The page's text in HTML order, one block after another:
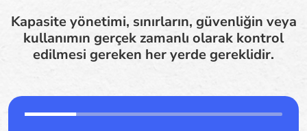
Kapasite yönetimi, sınırların, güvenliğin veya
kullanımın gerçek zamanlı olarak kontrol
edilmesi gereken her yerde gereklidir.